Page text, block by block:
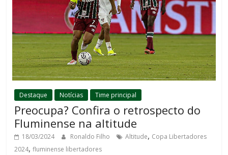
Destaque Notícias Time principal
Preocupa? Confira o retrospecto do
Fluminense na altitude
18/03/2024 Ronaldo Filho Altitude, Copa Libertadores
2024,fluminense libertadores